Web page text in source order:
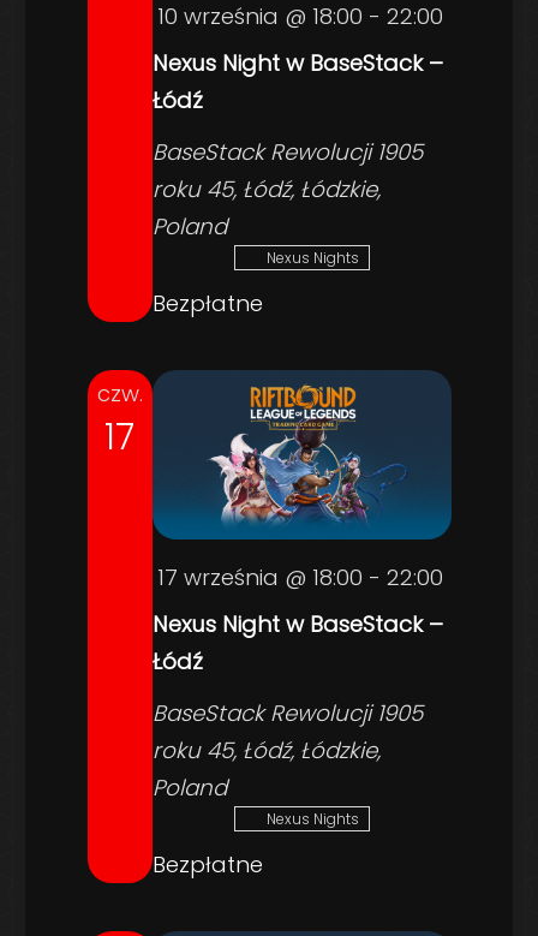
Nexus Night w BaseStack –
Łódź
10 września @ 18:00 - 22:00
BaseStackRewolucji 1905
roku 45, Łódź, Łódzkie,
Poland
Nexus Nights
Bezpłatne
czw.
17
Nexus Night w BaseStack –
Łódź
17 września @ 18:00 - 22:00
BaseStackRewolucji 1905
roku 45, Łódź, Łódzkie,
Poland
Nexus Nights
Bezpłatne